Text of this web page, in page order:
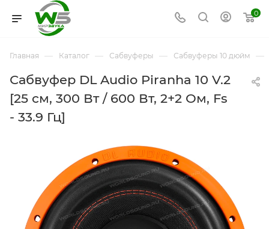
0
Главная — Каталог — Сабвуферы — Сабвуферы 10 дюйм —
Сабвуфер DL Audio Piranha 10 V.2
[25 см, 300 Вт / 600 Вт, 2+2 Ом, Fs
- 33.9 Гц]